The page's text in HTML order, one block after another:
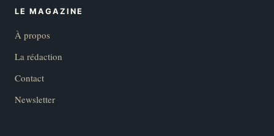
LE MAGAZINE
À propos
La rédaction
Contact
Newsletter